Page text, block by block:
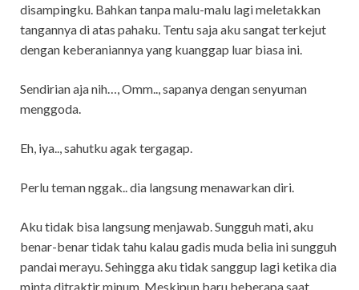
disampingku. Bahkan tanpa malu-malu lagi meletakkan
tangannya di atas pahaku. Tentu saja aku sangat terkejut
dengan keberaniannya yang kuanggap luar biasa ini.
Sendirian aja nih…, Omm.., sapanya dengan senyuman
menggoda.
Eh, iya.., sahutku agak tergagap.
Perlu teman nggak.. dia langsung menawarkan diri.
Aku tidak bisa langsung menjawab. Sungguh mati, aku
benar-benar tidak tahu kalau gadis muda belia ini sungguh
pandai merayu. Sehingga aku tidak sanggup lagi ketika dia
minta ditraktir minum. Meskipun baru beberapa saat